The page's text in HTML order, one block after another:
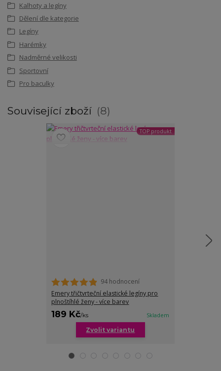
Kalhoty a legíny
Dělení dle kategorie
Legíny
Harémky
Nadměrné velikosti
Sportovní
Pro baculky
Související zboží 8
TOP produkt
94 hodnocení
Emery třičtvrteční elastické legíny pro
plnoštíhlé ženy - více barev
189 Kč/ks Skladem
Zvolit variantu